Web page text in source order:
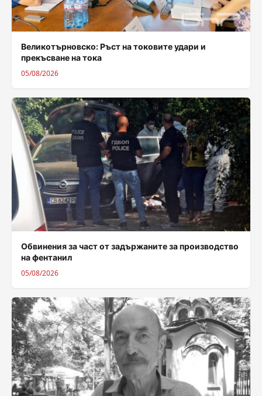
Великотърновско: Ръст на токовите удари и
прекъсване на тока
05/08/2026
Обвинения за част от задържаните за производство
на фентанил
05/08/2026